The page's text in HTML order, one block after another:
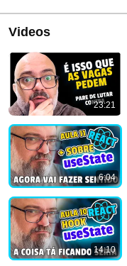
Videos
23:21
6:04
14:10